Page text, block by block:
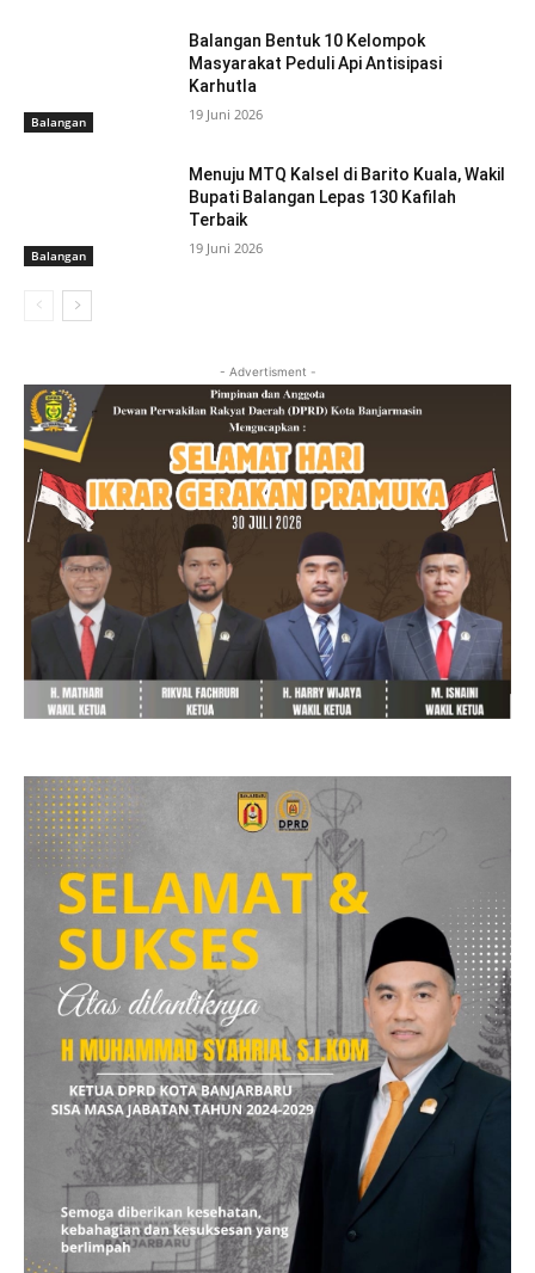
Balangan
Balangan Bentuk 10 Kelompok
Masyarakat Peduli Api Antisipasi
Karhutla
19 Juni 2026
Balangan
Menuju MTQ Kalsel di Barito Kuala, Wakil
Bupati Balangan Lepas 130 Kafilah
Terbaik
19 Juni 2026
- Advertisment -